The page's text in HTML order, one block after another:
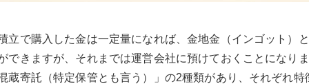
立で購入した金は一定量になれば、金地金（インゴット）
できますが、それまでは運営会社に預けておくことになり
蔵寄託（特定保管とも言う）」の2種類があり、それぞれ